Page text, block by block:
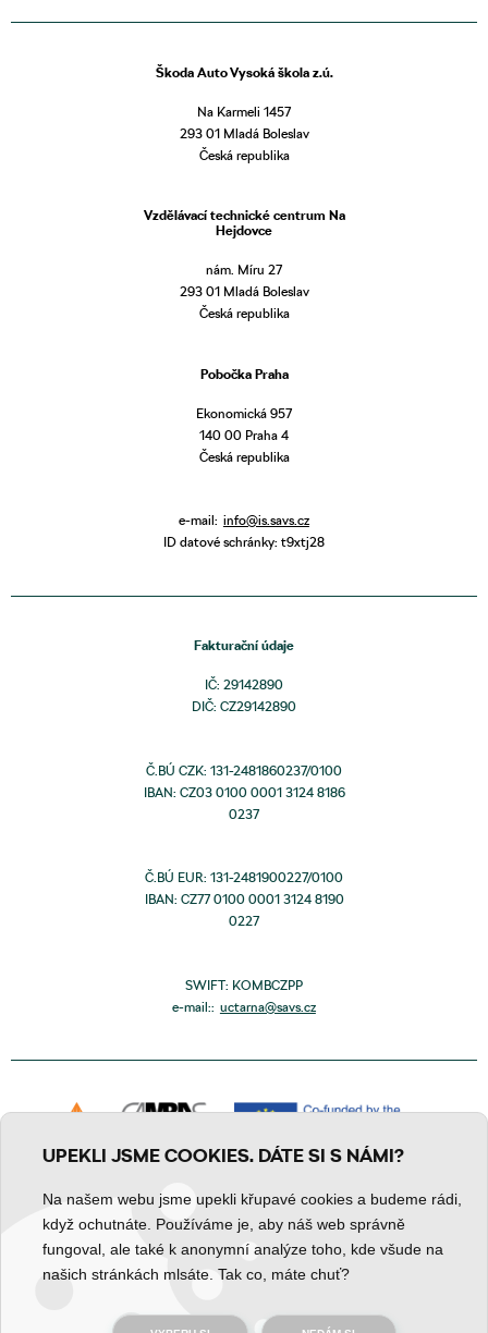
Škoda Auto Vysoká škola z.ú.
Na Karmeli 1457
293 01 Mladá Boleslav
Česká republika
Vzdělávací technické centrum Na
Hejdovce
nám. Míru 27
293 01 Mladá Boleslav
Česká republika
Pobočka Praha
Ekonomická 957
140 00 Praha 4
Česká republika
e-mail: info@is.savs.cz
ID datové schránky: t9xtj28
Fakturační údaje
IČ: 29142890
DIČ: CZ29142890
Č.BÚ CZK: 131-2481860237/0100
IBAN: CZ03 0100 0001 3124 8186
0237
Č.BÚ EUR: 131-2481900227/0100
IBAN: CZ77 0100 0001 3124 8190
0227
SWIFT: KOMBCZPP
e-mail:: uctarna@savs.cz
Zpracování osobních údajů Prohlášení o obsahu
UPEKLI JSME COOKIES. DÁTE SI S NÁMI?
Na našem webu jsme upekli křupavé cookies a budeme rádi,
když ochutnáte. Používáme je, aby náš web správně
fungoval, ale také k anonymní analýze toho, kde všude na
našich stránkách mlsáte. Tak co, máte chuť?